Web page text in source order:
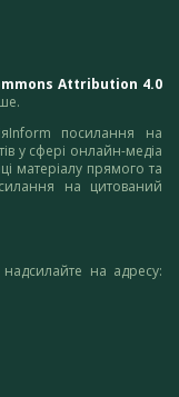
Attribution 4.0
посилання на
у сфері онлайн-медіа
матеріалу прямого та
на цитований
на адресу: